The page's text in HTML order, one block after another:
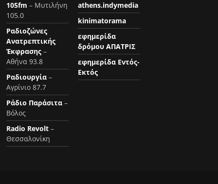
105fm – Μυτιλήνη
105.0
Ραδιοζώνες
Ανατρεπτικής
Έκφρασης –
Αθήνα 93.8
Ραδιουργία –
Αγρίνιο 87.7
Ράδιο Παράσιτα –
Βόλος
Radio Revolt –
Θεσσαλονίκη
athens.indymedia
kinimatorama
εφημερίδα
δρόμου ΑΠΑΤΡΙΣ
εφημερίδα Εντός-
Εκτός